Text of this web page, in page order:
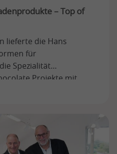
– Top of
lieferte die Hans
für
Spezialität
Projekte mit